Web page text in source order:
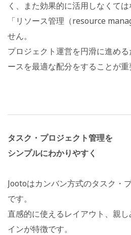
く、また効果的に活用しなくて
「リソース管理（resource
せん。
プロジェクト運営を円滑に進め
ースを最適な配分をすることが重
タスク・プロジェクト管理を
シンプルにわかりやすく
Jootoはカンバン方式のタスク・
です。
直感的に使えるレイアウト、親
インが特徴です。